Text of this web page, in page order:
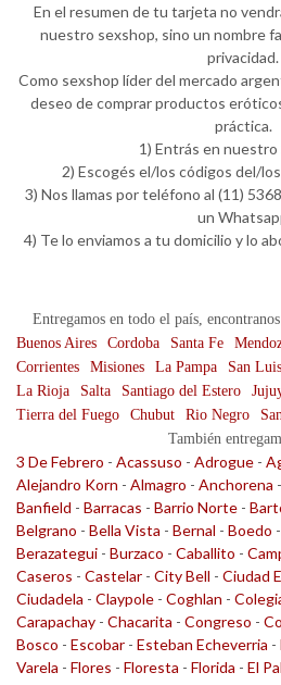
En el resumen de tu tarjeta no
nuestro sexshop, sino un nombre
privacidad.
Como sexshop líder del mercado
deseo de comprar productos
práctica.
1) Entrás en
2) Escogés el/los códigos del/
3) Nos llamas por teléfono al (11)
un
4) Te lo enviamos a tu domicilio y lo
Entregamos en todo el país,
Buenos Aires
Cordoba Santa Fe
Corrientes
Misiones La Pampa San Luis
La Rioja
Salta Santiago del Estero
Tierra del Fuego
Chubut Rio Negro
También
3 De Febrero - Acassuso - Adrogue -
Alejandro Korn - Almagro - Anchorena -
Banfield - Barracas - Barrio Norte -
Belgrano - Bella Vista - Bernal - Boedo -
Berazategui - Burzaco - Caballito -
Caseros - Castelar - City Bell - Ciudad
Ciudadela - Claypole - Coghlan -
Carapachay - Chacarita - Congreso -
Bosco - Escobar - Esteban Echeverria -
Varela - Flores - Floresta - Florida - El